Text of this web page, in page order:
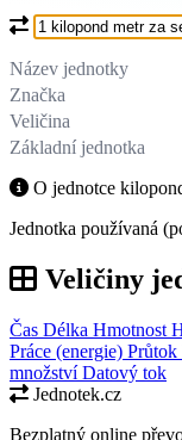
Co chcete převést?
Název jednotky
Značka
Veličina
Základní jednotka
O jednotce
Jednotka používaná
Veličiny
Čas Délka Hmotnost
Práce (energie) Průtok
množstvíDatový tok
Jednotek.cz
Bezplatný online